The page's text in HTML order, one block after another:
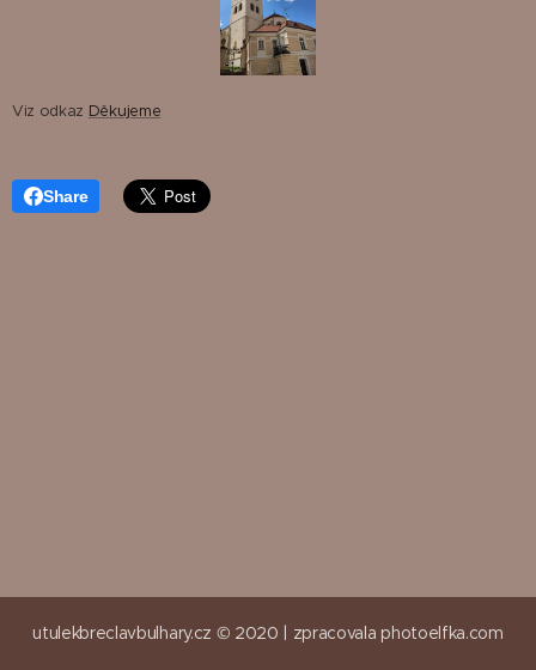
Viz odkaz Děkujeme
Share
utulekbreclavbulhary.cz © 2020 | zpracovala photoelfka.com